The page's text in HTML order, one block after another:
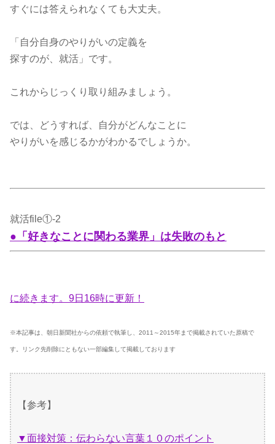
すぐには答えられなくても大丈夫。
「自分自身のやりがいの定義を
探すのが、就活」です。
これからじっくり取り組みましょう。
では、どうすれば、自分がどんなことに
やりがいを感じるかがわかるでしょうか。
就活file①-2
●「好きなことに関わる業界」は失敗のもと
に続きます。9日16時に更新！
※本記事は、朝日新聞社からの依頼で執筆し、2011～2015年まで掲載されていた原稿で
す。リンク先削除にともない一部編集して掲載しております
【参考】
▼面接対策：伝わらない言葉１０のポイント